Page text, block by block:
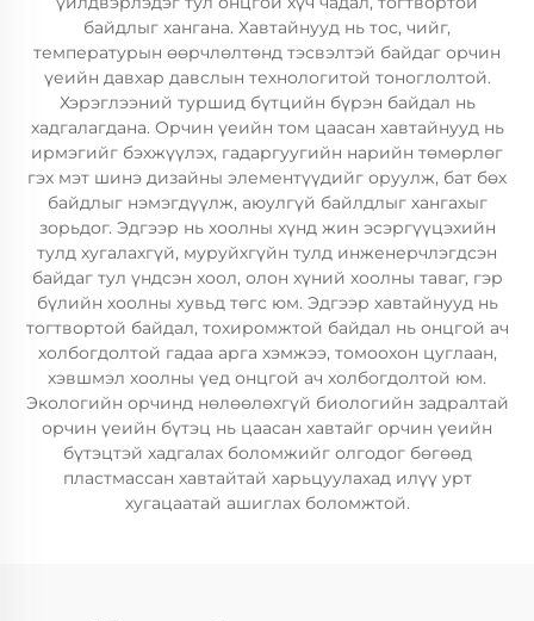
байдлыг хангана. Хавтайнууд нь тос, чийг,
температурын өөрчлөлтөнд тэсвэлтэй байдаг орчин
үеийн давхар давслын технологитой тоноглолтой.
Хэрэглээний туршид бүтцийн бүрэн байдал нь
хадгалагдана. Орчин үеийн том цаасан хавтайнууд нь
ирмэгийг бэхжүүлэх, гадаргуугийн нарийн төмөрлөг
гэх мэт шинэ дизайны элементүүдийг оруулж, бат бөх
байдлыг нэмэгдүүлж, аюулгүй байлдлыг хангахыг
зорьдог. Эдгээр нь хоолны хүнд жин эсэргүүцэхийн
тулд хугалахгүй, муруйхгүйн тулд инженерчлэгдсэн
байдаг тул үндсэн хоол, олон хүний хоолны таваг, гэр
бүлийн хоолны хувьд төгс юм. Эдгээр хавтайнууд нь
тогтвортой байдал, тохиромжтой байдал нь онцгой ач
холбогдолтой гадаа арга хэмжээ, томоохон цуглаан,
хэвшмэл хоолны үед онцгой ач холбогдолтой юм.
Экологийн орчинд нөлөөлөхгүй биологийн задралтай
орчин үеийн бүтэц нь цаасан хавтайг орчин үеийн
бүтэцтэй хадгалах боломжийг олгодог бөгөөд
пластмассан хавтайтай харьцуулахад илүү урт
хугацаатай ашиглах боломжтой.